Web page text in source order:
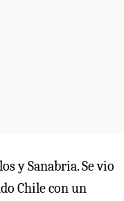
y Sanabria. Se vio
Chile con un